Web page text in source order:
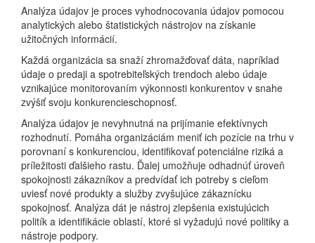
Analýza údajov je proces vyhodnocovania údajov pomocou
analytických alebo štatistických nástrojov na získanie
užitočných informácií.
Každá organizácia sa snaží zhromažďovať dáta, napríklad
údaje o predaji a spotrebiteľských trendoch alebo údaje
vznikajúce monitorovaním výkonnosti konkurentov v snahe
zvýšiť svoju konkurencieschopnosť.
Analýza údajov je nevyhnutná na prijímanie efektívnych
rozhodnutí. Pomáha organizáciám meniť ich pozície na trhu v
porovnaní s konkurenciou, identifikovať potenciálne riziká a
príležitosti ďalšieho rastu. Ďalej umožňuje odhadnúť úroveň
spokojnosti zákazníkov a predvídať ich potreby s cieľom
uviesť nové produkty a služby zvyšujúce zákaznícku
spokojnosť. Analýza dát je nástroj zlepšenia existujúcich
politík a identifikácie oblastí, ktoré si vyžadujú nové politiky a
nástroje podpory.